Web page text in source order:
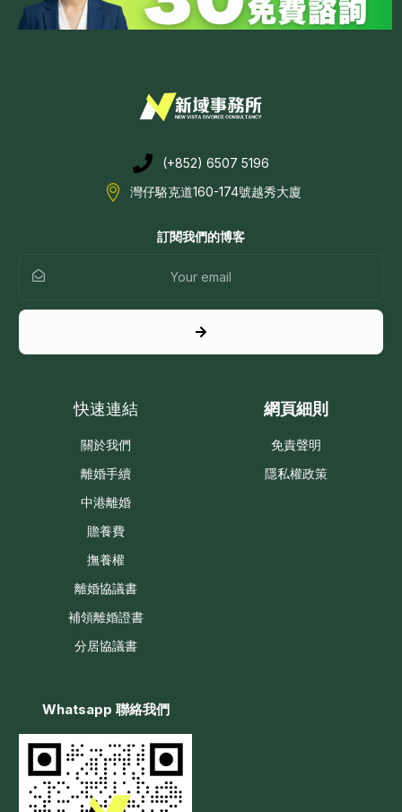
(+852) 6507 5196
灣仔駱克道160-174號越秀大廈
訂閱我們的博客
快速連結
關於我們
離婚手續
中港離婚
贍養費
撫養權
離婚協議書
補領離婚證書
分居協議書
網頁細則
免責聲明
隱私權政策
Whatsapp 聯絡我們